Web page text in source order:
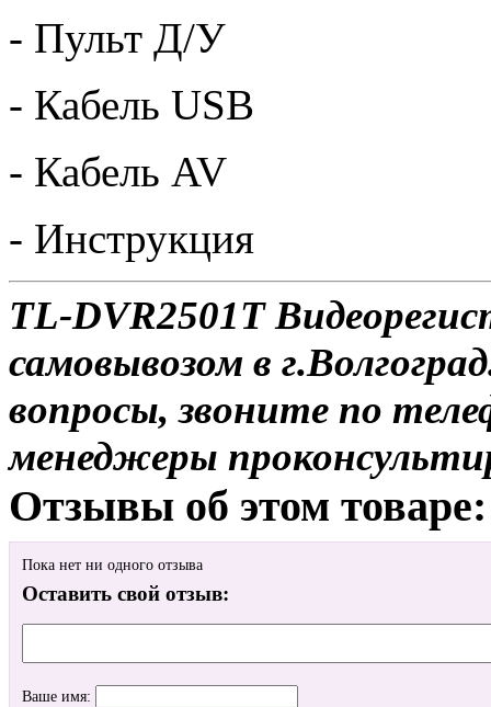
- Пульт Д/У
- Кабель USB
- Кабель AV
- Инструкция
TL-DVR2501T
самовывозом в
вопросы, звоните по
менеджеры
Отзывы об этом товаре:
Пока нет ни одного отзыва
Оставить свой отзыв:
Ваше имя: